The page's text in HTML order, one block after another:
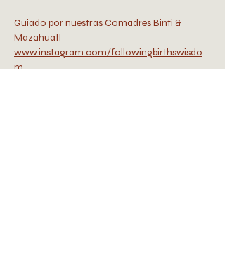
Guiado por nuestras Comadres Binti &
Mazahuatl
www.instagram.com/followingbirthswisdo
m